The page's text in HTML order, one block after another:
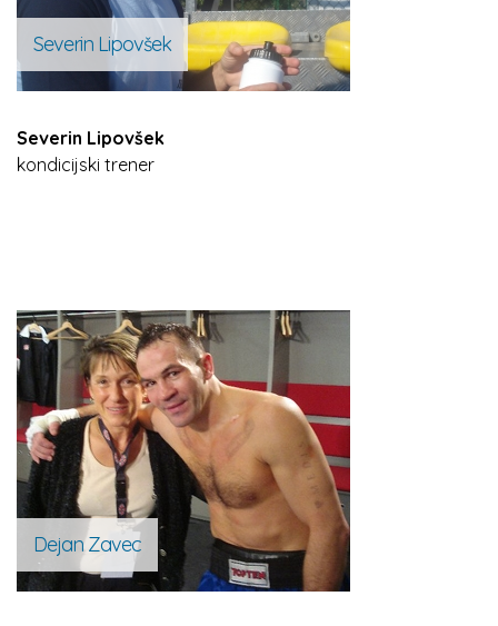
Severin Lipovšek
Severin Lipovšek
kondicijski trener
Dejan Zavec